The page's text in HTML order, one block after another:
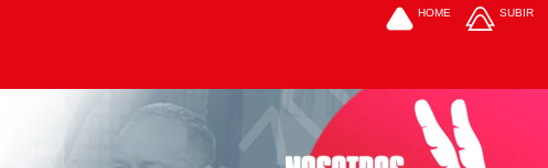
HOME SUBIR